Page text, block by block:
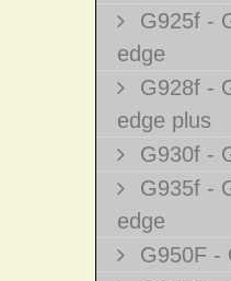
G925f -
edge
G928f -
edge plus
G930f -
G935f -
edge
G950F -